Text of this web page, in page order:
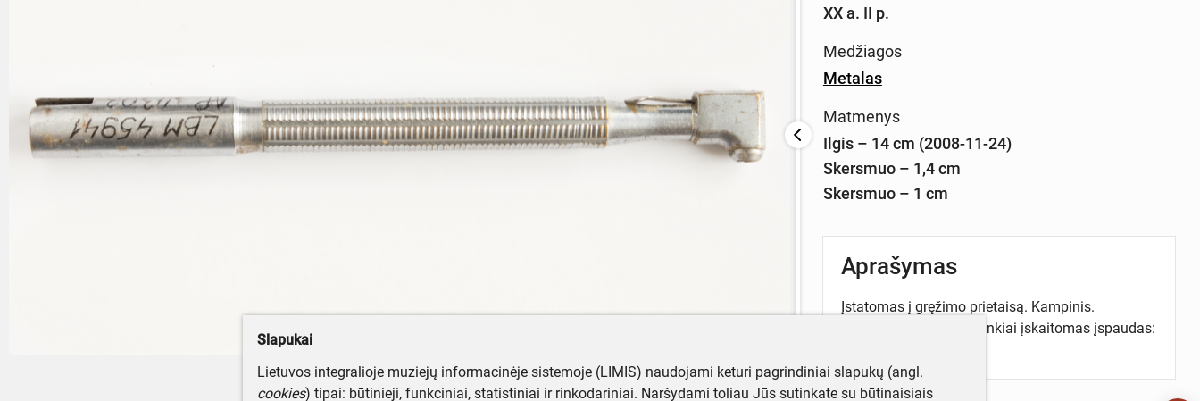
XX a. II p.
Medžiagos
Metalas
Matmenys
Ilgis – 14 cm (2008-11-24)
Skersmuo – 1,4 cm
Skersmuo – 1 cm
Aprašymas
Įstatomas į gręžimo prietaisą. Kampinis.
Paviršiuje įspaustas sunkiai įskaitomas įspaudas:
Slapukai
Lietuvos integralioje muziejų informacinėje sistemoje (LIMIS) naudojami keturi pagrindiniai slapukų (angl.
cookies) tipai: būtinieji, funkciniai, statistiniai ir rinkodariniai. Naršydami toliau Jūs sutinkate su būtinaisiais